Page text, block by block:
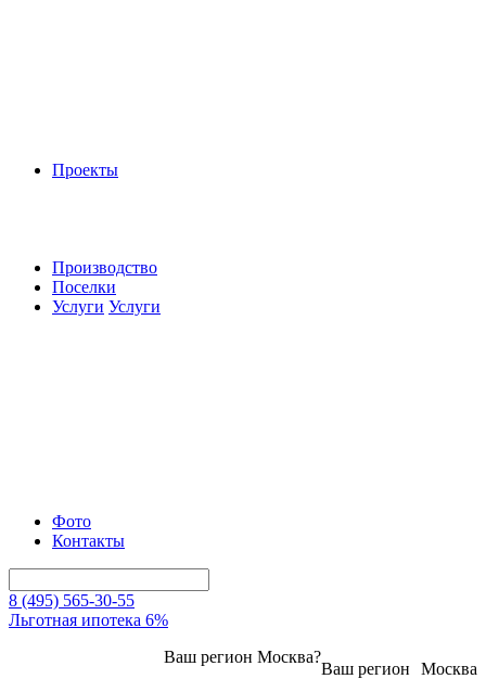
Проекты
Производство
Поселки
Услуги Услуги
Фото
Контакты
8 (495) 565-30-55
Льготная ипотека 6%
Москва
Ваш регион
Ваш регион Москва?